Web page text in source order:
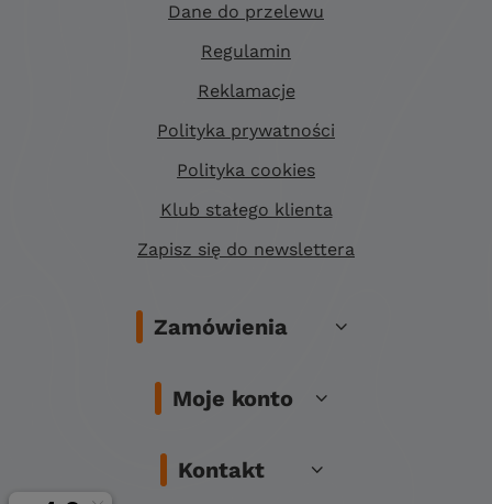
Dane do przelewu
Regulamin
Reklamacje
Polityka prywatności
Polityka cookies
Klub stałego klienta
Zapisz się do newslettera
Zamówienia
Moje konto
Kontakt